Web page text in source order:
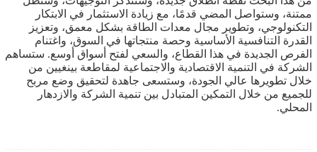
ممتنة، وستواصل المضي قدمًا، مع زيادة الاستثمار في الابتكار
التكنولوجي، وتطوير مجال معدات الطاقة بشكل معمق، وتعزيز
القدرة التنافسية الأساسية وحصة منتجاتها في السوق، واغتنام
الفرص الجديدة في هذا القطاع، والسعي لفتح أسواق أوسع. ستساهم
الشركة في التنمية الاقتصادية والاجتماعية لمقاطعة بينغيين من
خلال تطويرها عالي الجودة، وستسعى جاهدة لتحقيق وضع مربح
للجميع من خلال التمكين المتبادل بين تنمية الشركة والازدهار
المحلي.